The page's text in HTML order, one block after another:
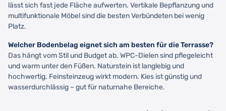
lässt sich fast jede Fläche aufwerten. Vertikale Bepflanzung und
multifunktionale Möbel sind die besten Verbündeten bei wenig
Platz.
Welcher Bodenbelag eignet sich am besten für die Terrasse?
Das hängt vom Stil und Budget ab. WPC-Dielen sind pflegeleicht
und warm unter den Füßen. Naturstein ist langlebig und
hochwertig. Feinsteinzeug wirkt modern. Kies ist günstig und
wasserdurchlässig – gut für naturnahe Bereiche.